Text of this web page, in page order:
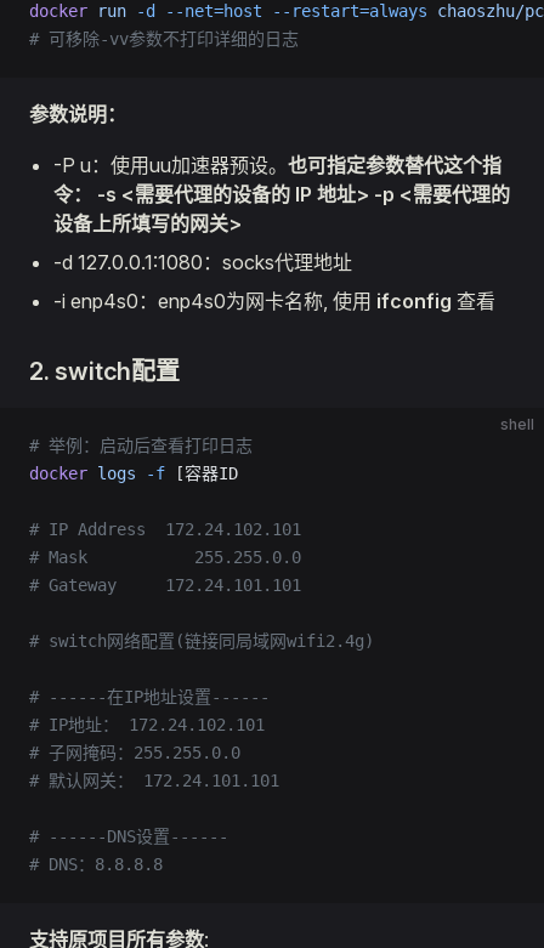
docker run -d --net=host --restart=always chaoszhu/
# 可移除-vv参数不打印详细的日志
参数说明：
-P u：使用uu加速器预设。 也可指定参数替代这个指
令： -s <需要代理的设备的 IP 地址> -p <需要代理的
设备上所填写的网关>
-d 127.0.0.1:1080：socks代理地址
-i enp4s0：enp4s0为网卡名称, 使用 ifconfig 查看
2. switch配置
shell
# 举例：启动后查看打印日志
docker logs -f [容器ID
# IP Address  172.24.102.101
# Mask           255.255.0.0
# Gateway     172.24.101.101
# switch网络配置(链接同局域网wifi2.4g)
# ------在IP地址设置------
# IP地址： 172.24.102.101
# 子网掩码：255.255.0.0
# 默认网关： 172.24.101.101
# ------DNS设置------
# DNS：8.8.8.8
支持原项目所有参数: